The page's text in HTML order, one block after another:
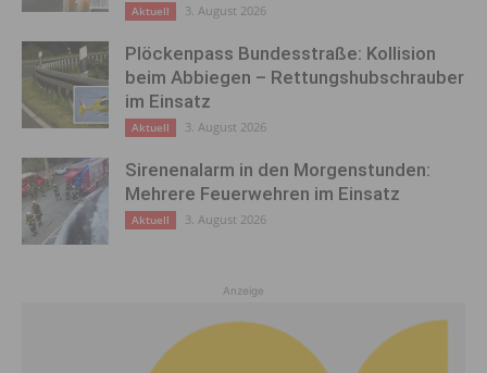
Aktuell 3. August 2026
Plöckenpass Bundesstraße: Kollision
beim Abbiegen – Rettungshubschrauber
im Einsatz
Aktuell 3. August 2026
Sirenenalarm in den Morgenstunden:
Mehrere Feuerwehren im Einsatz
Aktuell 3. August 2026
Anzeige